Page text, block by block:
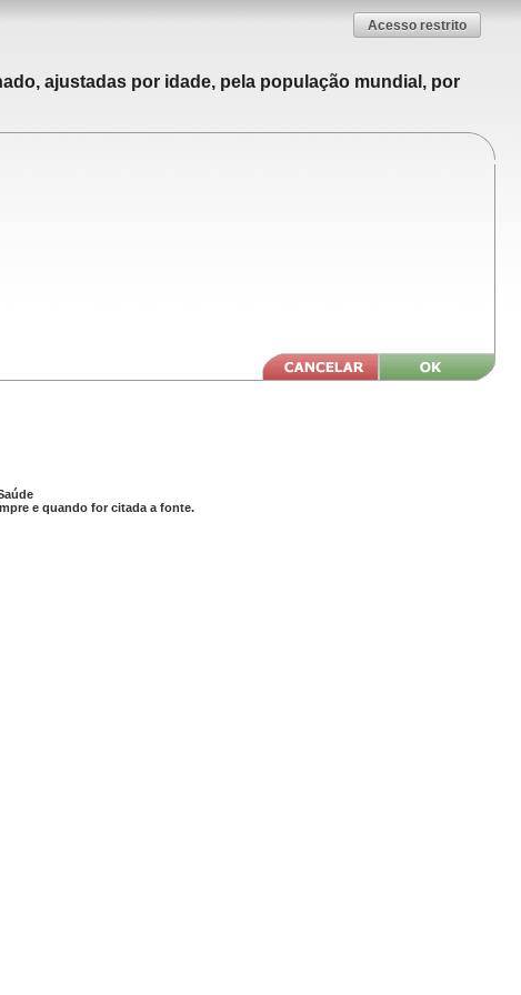
Acesso restrito
ajustadas por idade, pela população mundial, por
e quando for citada a fonte.